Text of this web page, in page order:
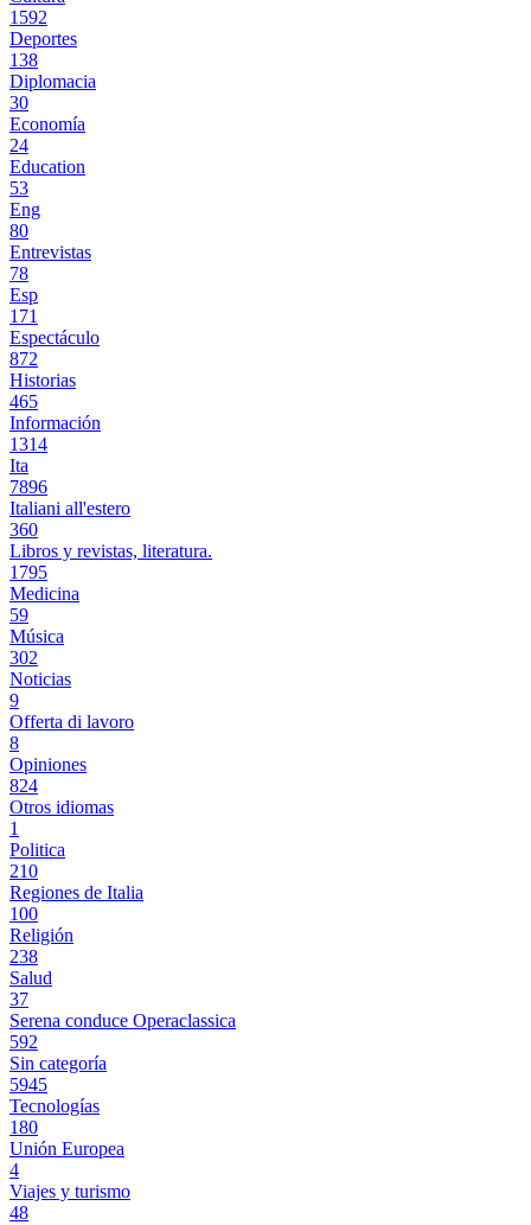
1592
Deportes
138
Diplomacia
30
Economía
24
Education
53
Eng
80
Entrevistas
78
Esp
171
Espectáculo
872
Historias
465
Información
1314
Ita
7896
Italiani all'estero
360
Libros y revistas, literatura.
1795
Medicina
59
Música
302
Noticias
9
Offerta di lavoro
8
Opiniones
824
Otros idiomas
1
Politica
210
Regiones de Italia
100
Religión
238
Salud
37
Serena conduce Operaclassica
592
Sin categoría
5945
Tecnologías
180
Unión Europea
4
Viajes y turismo
48